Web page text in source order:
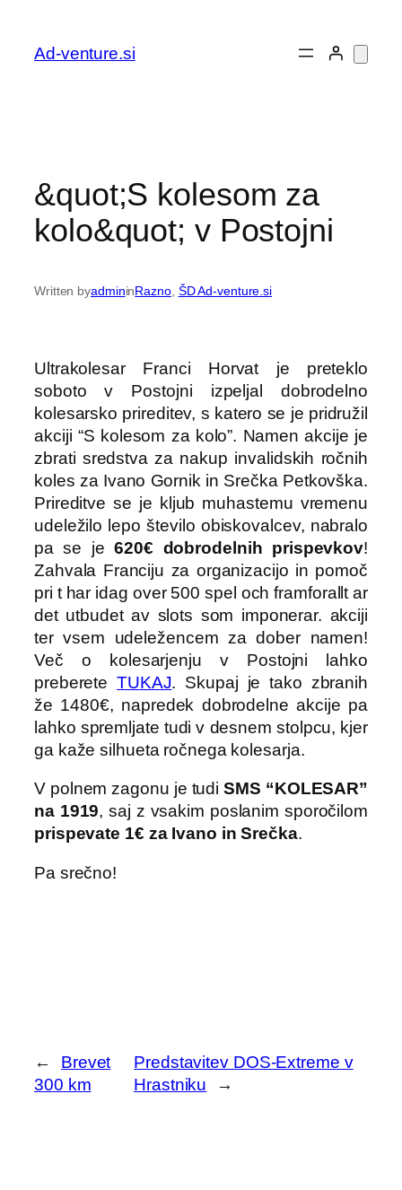
vsebino
Ad-venture.si
&quot;S kolesom za
kolo&quot; v Postojni
Written byadmininRazno, ŠD Ad-venture.si
Ultrakolesar Franci Horvat je preteklo
soboto v Postojni izpeljal dobrodelno
kolesarsko prireditev, s katero se je pridružil
akciji “S kolesom za kolo”. Namen akcije je
zbrati sredstva za nakup invalidskih ročnih
koles za Ivano Gornik in Srečka Petkovška.
Prireditve se je kljub muhastemu vremenu
udeležilo lepo število obiskovalcev, nabralo
pa se je620€ dobrodelnih prispevkov!
Zahvala Franciju za organizacijo in pomoč
pri t har idag over 500 spel och framforallt ar
det utbudet av slots som imponerar. akciji
ter vsem udeležencem za dober namen!
Več o kolesarjenju v Postojni lahko
preberete TUKAJ. Skupaj je tako zbranih
že 1480€, napredek dobrodelne akcije pa
lahko spremljate tudi v desnem stolpcu, kjer
ga kaže silhueta ročnega kolesarja.
V polnem zagonu je tudiSMS “KOLESAR”
na 1919, saj z vsakim poslanim sporočilom
prispevate 1€ za Ivano in Srečka.
Pa srečno!
←
Brevet
300 km
Predstavitev DOS-Extreme v
Hrastniku
→